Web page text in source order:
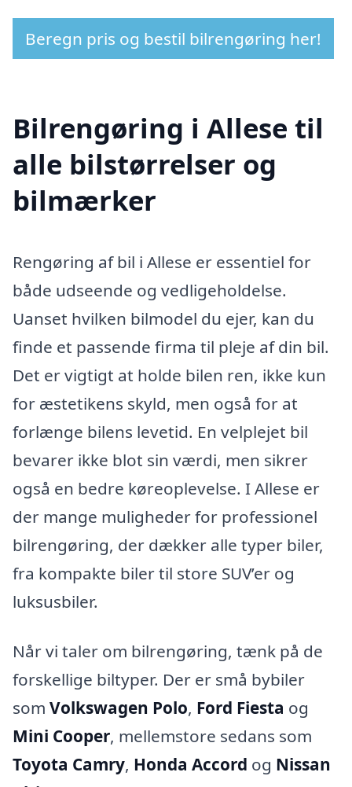
Beregn pris og bestil bilrengøring her!
Bilrengøring i Allese til
alle bilstørrelser og
bilmærker
Rengøring af bil i Allese er essentiel for
både udseende og vedligeholdelse.
Uanset hvilken bilmodel du ejer, kan du
finde et passende firma til pleje af din bil.
Det er vigtigt at holde bilen ren, ikke kun
for æstetikens skyld, men også for at
forlænge bilens levetid. En velplejet bil
bevarer ikke blot sin værdi, men sikrer
også en bedre køreoplevelse. I Allese er
der mange muligheder for professionel
bilrengøring, der dækker alle typer biler,
fra kompakte biler til store SUV’er og
luksusbiler.
Når vi taler om bilrengøring, tænk på de
forskellige biltyper. Der er små bybiler
som Volkswagen Polo, Ford Fiesta og
Mini Cooper, mellemstore sedans som
Toyota Camry, Honda Accord og Nissan